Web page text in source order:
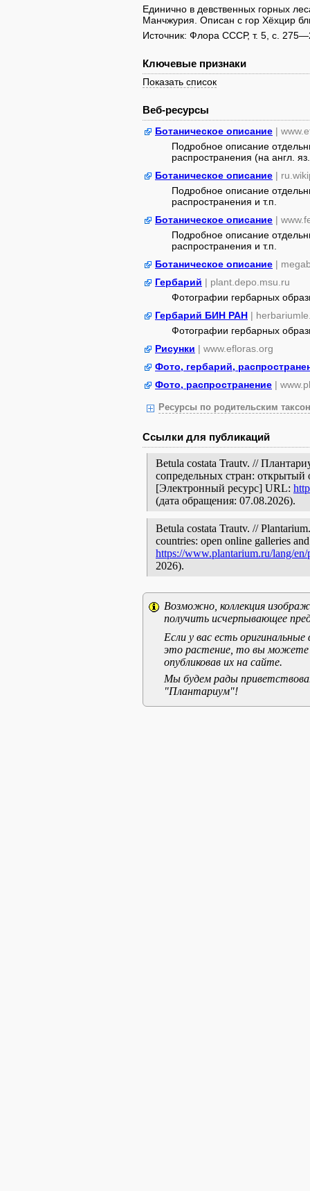
Единично в девственных горных
Манчжурия. Описан c гор Хёхцир
Источник: Флора СССР, т. 5, с.
Ключевые признаки
Показать список
Веб-ресурсы
Ботаническое описание |
Подробное описание
распространения (на англ.
Ботаническое описание |
Подробное описание
распространения и т.п.
Ботаническое описание |
Подробное описание
распространения и т.п.
Ботаническое описание |
Гербарий | plant.depo.msu.ru
Фотографии гербарных
Гербарий БИН РАН |
Фотографии гербарных
Рисунки | www.efloras.org
Фото, гербарий,
Фото, распространение |
Ресурсы по родительским
Ссылки для публикаций
Betula costata Trautv. //
сопредельных стран: открытый
[Электронный ресурс] URL:
(дата обращения: 07.08.2026).
Betula costata Trautv. //
countries: open online galleries
https://www.plantarium.ru/lang/
2026).
Возможно, коллекция
получить исчерпывающее
Если у вас есть
это растение, то вы можете
опубликовав их на сайте.
Мы будем рады
"Плантариум"!